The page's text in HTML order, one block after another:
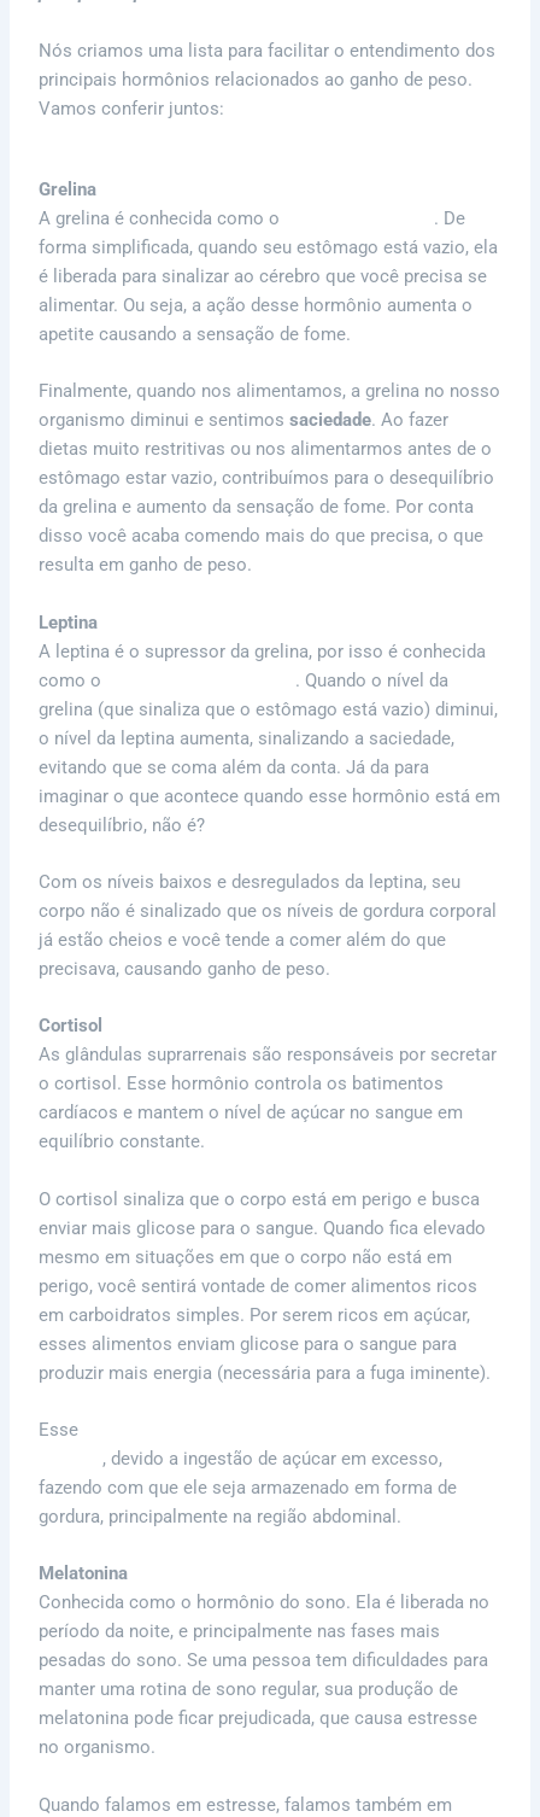
Nós criamos uma lista para facilitar o entendimento dos
principais hormônios relacionados ao ganho de peso.
Vamos conferir juntos:
Grelina
A grelina é conhecida como o
. De
forma simplificada, quando seu estômago está vazio, ela
é liberada para sinalizar ao cérebro que você precisa se
alimentar. Ou seja, a ação desse hormônio aumenta o
apetite causando a sensação de fome.
Finalmente, quando nos alimentamos, a grelina no nosso
organismo diminui e sentimossaciedade. Ao fazer
dietas muito restritivas ou nos alimentarmos antes de o
estômago estar vazio, contribuímos para o desequilíbrio
da grelina e aumento da sensação de fome. Por conta
disso você acaba comendo mais do que precisa, o que
resulta em ganho de peso.
Leptina
A leptina é o supressor da grelina, por isso é conhecida
como o
. Quando o nível da
grelina (que sinaliza que o estômago está vazio) diminui,
o nível da leptina aumenta, sinalizando a saciedade,
evitando que se coma além da conta. Já da para
imaginar o que acontece quando esse hormônio está em
desequilíbrio, não é?
Com os níveis baixos e desregulados da leptina, seu
corpo não é sinalizado que os níveis de gordura corporal
já estão cheios e você tende a comer além do que
precisava, causando ganho de peso.
Cortisol
As glândulas suprarrenais são responsáveis por secretar
o cortisol. Esse hormônio controla os batimentos
cardíacos e mantem o nível de açúcar no sangue em
equilíbrio constante.
O cortisol sinaliza que o corpo está em perigo e busca
enviar mais glicose para o sangue. Quando fica elevado
mesmo em situações em que o corpo não está em
perigo, você sentirá vontade de comer alimentos ricos
em carboidratos simples. Por serem ricos em açúcar,
esses alimentos enviam glicose para o sangue para
produzir mais energia (necessária para a fuga iminente).
Esse
, devido a ingestão de açúcar em excesso,
fazendo com que ele seja armazenado em forma de
gordura, principalmente na região abdominal.
Melatonina
Conhecida como o hormônio do sono. Ela é liberada no
período da noite, e principalmente nas fases mais
pesadas do sono.Se uma pessoa tem dificuldades para
manter uma rotina de sono regular, sua produção de
melatonina pode ficar prejudicada, que causa estresse
no organismo.
Quando falamos em estresse, falamos também em